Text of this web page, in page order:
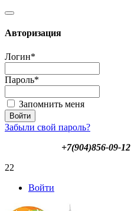
Авторизация
Логин*
Пароль*
Запомнить меня
Забыли свой пароль?
+7(904)856-09-12
22
Войти